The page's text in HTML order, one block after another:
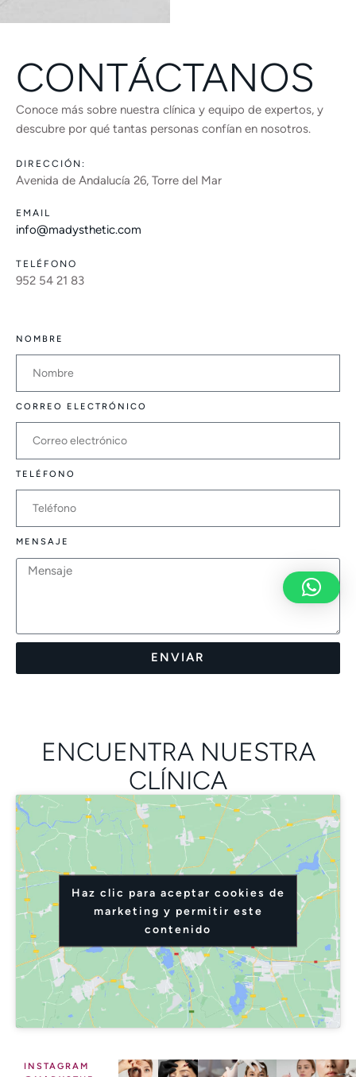
CONTÁCTANOS
Conoce más sobre nuestra clínica y equipo de expertos, y
descubre por qué tantas personas confían en nosotros.
DIRECCIÓN:
Avenida de Andalucía 26, Torre del Mar
EMAIL
info@madysthetic.com
TELÉFONO
952 54 21 83
NOMBRE
CORREO ELECTRÓNICO
TELÉFONO
MENSAJE
ENVIAR
ENCUENTRA NUESTRA
CLÍNICA
Haz clic para aceptar cookies de
marketing y permitir este
contenido
INSTAGRAM